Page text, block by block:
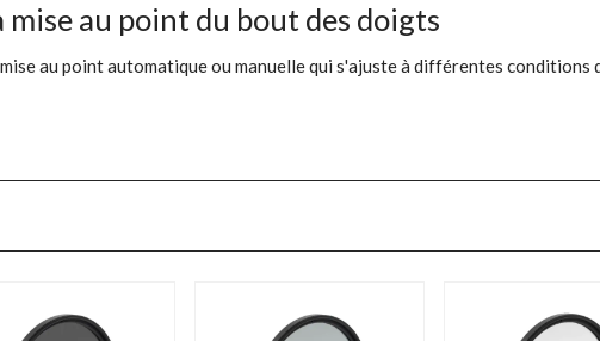
au point du bout des doigts
au point automatique ou manuelle qui s'ajuste à différentes conditions